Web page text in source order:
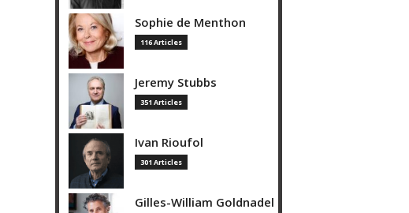
Sophie de Menthon
116 Articles
Jeremy Stubbs
351 Articles
Ivan Rioufol
301 Articles
Gilles-William Goldnadel